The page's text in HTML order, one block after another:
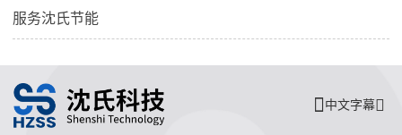
服务沈氏节能
中文字幕